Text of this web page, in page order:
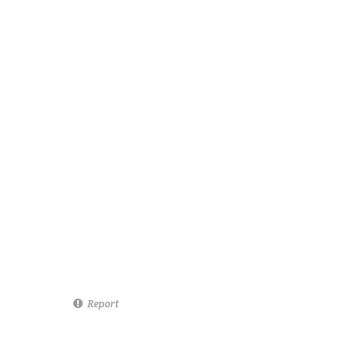
Report